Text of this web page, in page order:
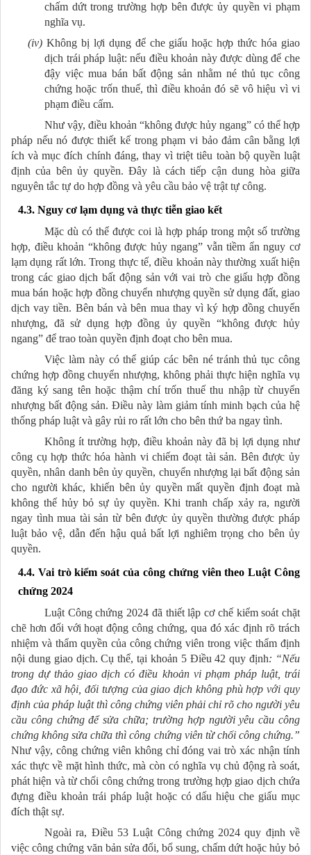
chấm dứt trong trường hợp bên được ủy quyền vi phạm
nghĩa vụ.
(iv) Không bị lợi dụng để che giấu hoặc hợp thức hóa giao
dịch trái pháp luật: nếu điều khoản này được dùng để che
đậy việc mua bán bất động sản nhằm né thủ tục công
chứng hoặc trốn thuế, thì điều khoản đó sẽ vô hiệu vì vi
phạm điều cấm.
Như vậy, điều khoản “không được hủy ngang” có thể hợp
pháp nếu nó được thiết kế trong phạm vi bảo đảm cân bằng lợi
ích và mục đích chính đáng, thay vì triệt tiêu toàn bộ quyền luật
định của bên ủy quyền. Đây là cách tiếp cận dung hòa giữa
nguyên tắc tự do hợp đồng và yêu cầu bảo vệ trật tự công.
4.3. Nguy cơ lạm dụng và thực tiễn giao kết
Mặc dù có thể được coi là hợp pháp trong một số trường
hợp, điều khoản “không được hủy ngang” vẫn tiềm ẩn nguy cơ
lạm dụng rất lớn. Trong thực tế, điều khoản này thường xuất hiện
trong các giao dịch bất động sản với vai trò che giấu hợp đồng
mua bán hoặc hợp đồng chuyển nhượng quyền sử dụng đất, giao
dịch vay tiền. Bên bán và bên mua thay vì ký hợp đồng chuyển
nhượng, đã sử dụng hợp đồng ủy quyền “không được hủy
ngang” để trao toàn quyền định đoạt cho bên mua.
Việc làm này có thể giúp các bên né tránh thủ tục công
chứng hợp đồng chuyển nhượng, không phải thực hiện nghĩa vụ
đăng ký sang tên hoặc thậm chí trốn thuế thu nhập từ chuyển
nhượng bất động sản. Điều này làm giảm tính minh bạch của hệ
thống pháp luật và gây rủi ro rất lớn cho bên thứ ba ngay tình.
Không ít trường hợp, điều khoản này đã bị lợi dụng như
công cụ hợp thức hóa hành vi chiếm đoạt tài sản. Bên được ủy
quyền, nhân danh bên ủy quyền, chuyển nhượng lại bất động sản
cho người khác, khiến bên ủy quyền mất quyền định đoạt mà
không thể hủy bỏ sự ủy quyền. Khi tranh chấp xảy ra, người
ngay tình mua tài sản từ bên được ủy quyền thường được pháp
luật bảo vệ, dẫn đến hậu quả bất lợi nghiêm trọng cho bên ủy
quyền.
4.4. Vai trò kiểm soát của công chứng viên theo Luật Công
chứng 2024
Luật Công chứng 2024 đã thiết lập cơ chế kiểm soát chặt
chẽ hơn đối với hoạt động công chứng, qua đó xác định rõ trách
nhiệm và thẩm quyền của công chứng viên trong việc thẩm định
nội dung giao dịch. Cụ thể, tại khoản 5 Điều 42 quy định: “Nếu
trong dự thảo giao dịch có điều khoản vi phạm pháp luật, trái
đạo đức xã hội, đối tượng của giao dịch không phù hợp với quy
định của pháp luật thì công chứng viên phải chỉ rõ cho người yêu
cầu công chứng để sửa chữa; trường hợp người yêu cầu công
chứng không sửa chữa thì công chứng viên từ chối công chứng.”
Như vậy, công chứng viên không chỉ đóng vai trò xác nhận tính
xác thực về mặt hình thức, mà còn có nghĩa vụ chủ động rà soát,
phát hiện và từ chối công chứng trong trường hợp giao dịch chứa
đựng điều khoản trái pháp luật hoặc có dấu hiệu che giấu mục
đích thật sự.
Ngoài ra, Điều 53 Luật Công chứng 2024 quy định về
việc công chứng văn bản sửa đổi, bổ sung, chấm dứt hoặc hủy bỏ